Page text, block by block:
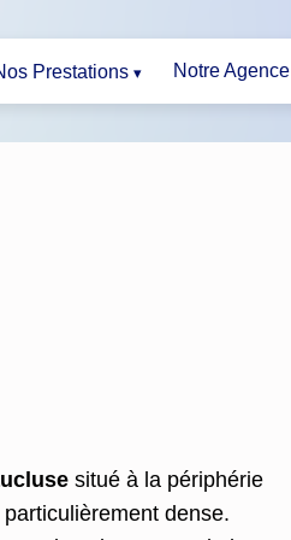
Prestations Notre Agence
situé à la périphérie
dense.